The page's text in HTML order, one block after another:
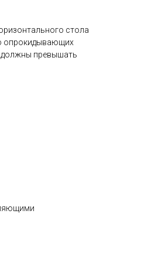
стола
опрокидывающих
превышать